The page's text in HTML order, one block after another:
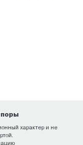
характер и не